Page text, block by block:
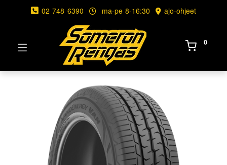
02 748 6390 ma-pe 8-16:30 ajo-ohjeet
0